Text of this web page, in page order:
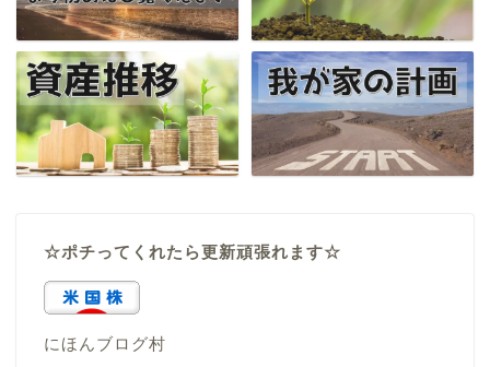
☆ポチってくれたら更新頑張れます☆
にほんブログ村